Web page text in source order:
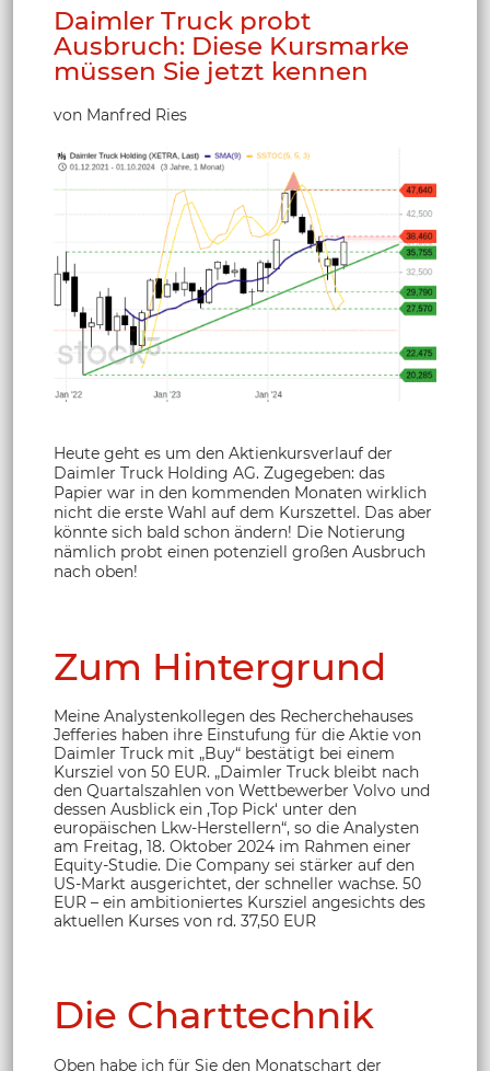
Daimler Truck probt
Ausbruch: Diese Kursmarke
müssen Sie jetzt kennen
von Manfred Ries
Heute geht es um den Aktienkursverlauf der
Daimler Truck Holding AG. Zugegeben: das
Papier war in den kommenden Monaten wirklich
nicht die erste Wahl auf dem Kurszettel. Das aber
könnte sich bald schon ändern! Die Notierung
nämlich probt einen potenziell großen Ausbruch
nach oben!
Zum Hintergrund
Meine Analystenkollegen des Recherchehauses
Jefferies haben ihre Einstufung für die Aktie von
Daimler Truck mit „Buy“ bestätigt bei einem
Kursziel von 50 EUR. „Daimler Truck bleibt nach
den Quartalszahlen von Wettbewerber Volvo und
dessen Ausblick ein ‚Top Pick‘ unter den
europäischen Lkw-Herstellern“, so die Analysten
am Freitag, 18. Oktober 2024 im Rahmen einer
Equity-Studie. Die Company sei stärker auf den
US-Markt ausgerichtet, der schneller wachse. 50
EUR – ein ambitioniertes Kursziel angesichts des
aktuellen Kurses von rd. 37,50 EUR
Die Charttechnik
Oben habe ich für Sie den Monatschart der